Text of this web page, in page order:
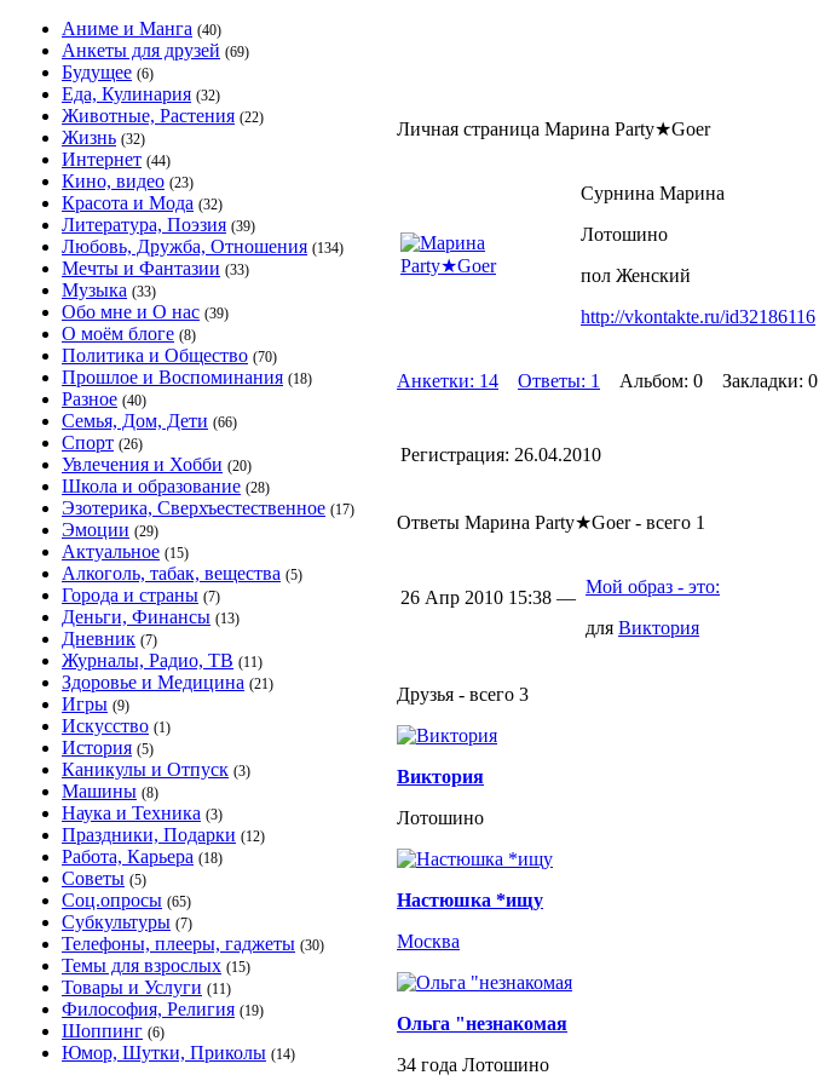
Аниме и Манга (40)
Анкеты для друзей (69)
Будущее (6)
Еда, Кулинария (32)
Животные, Растения (22)
Жизнь (32)
Интернет (44)
Кино, видео (23)
Красота и Мода (32)
Литература, Поэзия (39)
Любовь, Дружба, Отношения (134)
Мечты и Фантазии (33)
Музыка (33)
Обо мне и О нас (39)
О моём блоге (8)
Политика и Общество (70)
Прошлое и Воспоминания (18)
Разное (40)
Семья, Дом, Дети (66)
Спорт (26)
Увлечения и Хобби (20)
Школа и образование (28)
Эзотерика, Сверхъестественное (17)
Эмоции (29)
Актуальное (15)
Алкоголь, табак, вещества (5)
Города и страны (7)
Деньги, Финансы (13)
Дневник (7)
Журналы, Радио, ТВ (11)
Здоровье и Медицина (21)
Игры (9)
Искусство (1)
История (5)
Каникулы и Отпуск (3)
Машины (8)
Наука и Техника (3)
Праздники, Подарки (12)
Работа, Карьера (18)
Советы (5)
Соц.опросы (65)
Субкультуры (7)
Телефоны, плееры, гаджеты (30)
Темы для взрослых (15)
Товары и Услуги (11)
Философия, Религия (19)
Шоппинг (6)
Юмор, Шутки, Приколы (14)
Личная страница Марина Party★Goer
Сурнина Марина
Лотошино
пол Женский
http://vkontakte.ru/id32186116
Анкетки: 14 Ответы: 1 Альбом: 0 Закладки: 0
Регистрация: 26.04.2010
Ответы Марина Party★Goer - всего 1
26 Апр 2010 15:38 —
Мой образ - это:
для Виктория
Друзья - всего 3
Виктория
Лотошино
Настюшка *ищу
Москва
Ольга "незнакомая
34 года Лотошино